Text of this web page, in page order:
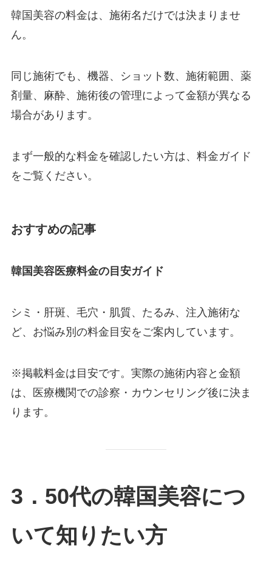
韓国美容の料金は、施術名だけでは決まりませ
ん。
同じ施術でも、機器、ショット数、施術範囲、薬
剤量、麻酔、施術後の管理によって金額が異なる
場合があります。
まず一般的な料金を確認したい方は、料金ガイド
をご覧ください。
おすすめの記事
韓国美容医療料金の目安ガイド
シミ・肝斑、毛穴・肌質、たるみ、注入施術な
ど、お悩み別の料金目安をご案内しています。
※掲載料金は目安です。実際の施術内容と金額
は、医療機関での診察・カウンセリング後に決ま
ります。
3．50代の韓国美容につ
いて知りたい方